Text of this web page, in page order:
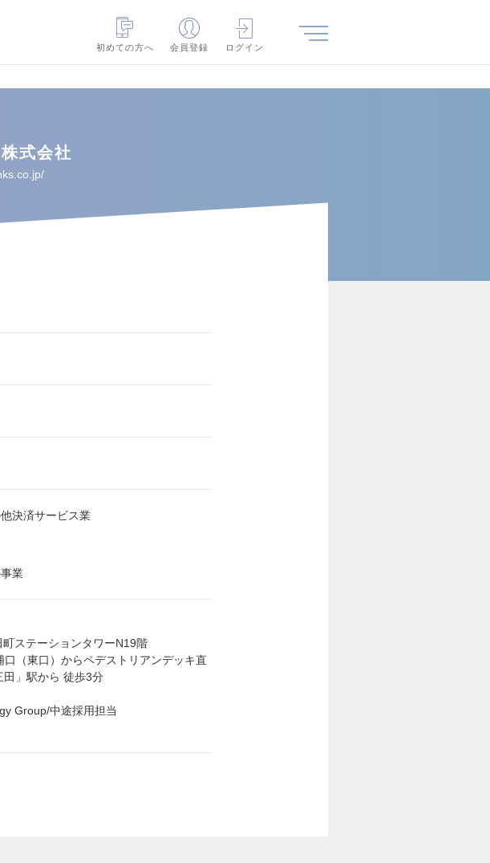
初めての方へ
会員登録 ログイン
式会社
決済サービス業
業
ステーションタワーN19階
（東口）からペデストリアンデッキ直
」駅から 徒歩3分
Group/中途採用担当